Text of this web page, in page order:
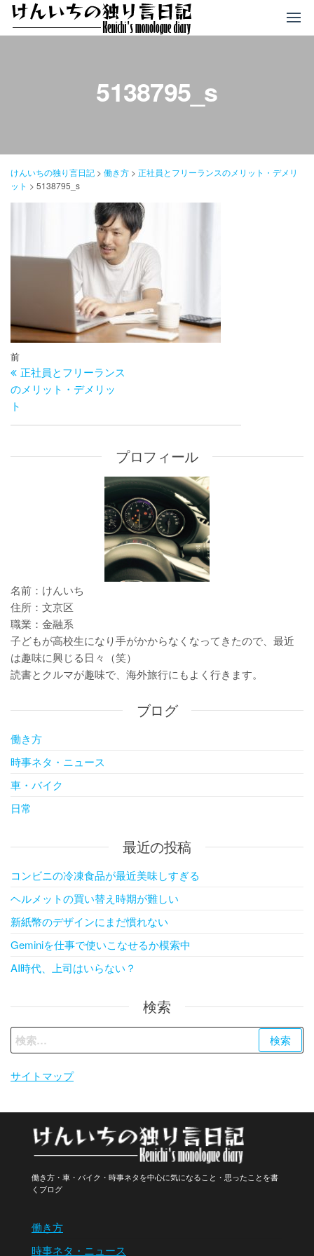
プ
5138795_s
けんいちの独り言日記 > 働き方 > 正社員とフリーランスのメリット・デメリ
ット > 5138795_s
投
稿
ナ
ビ
ゲ
シ
過
去
の
投
稿
前
正社員とフリーランス
のメリット・デメリッ
ト
プロフィール
名前：けんいち
住所：文京区
職業：金融系
子どもが高校生になり手がかからなくなってきたので、最近
は趣味に興じる日々（笑）
読書とクルマが趣味で、海外旅行にもよく行きます。
ブログ
働き方
時事ネタ・ニュース
車・バイク
日常
最近の投稿
コンビニの冷凍食品が最近美味しすぎる
ヘルメットの買い替え時期が難しい
新紙幣のデザインにまだ慣れない
Geminiを仕事で使いこなせるか模索中
AI時代、上司はいらない？
検索
検
索:
サイトマップ
働き方
時事ネタ・ニュース
働き方・車・バイク・時事ネタを中心に気になること・思ったことを書
くブログ